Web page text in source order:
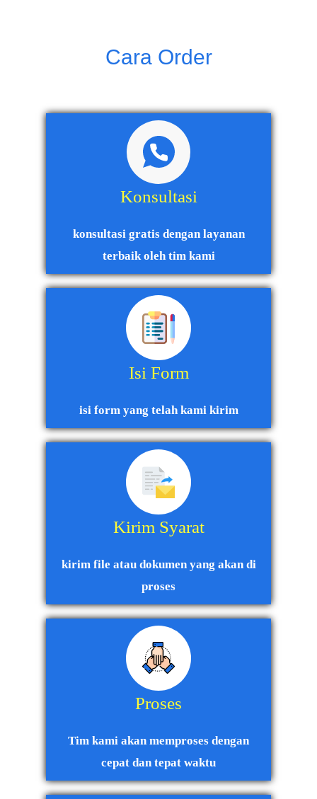
Cara Order
Konsultasi
konsultasi gratis dengan layanan
terbaik oleh tim kami
Isi Form
isi form yang telah kami kirim
Kirim Syarat
kirim file atau dokumen yang akan di
proses
Proses
Tim kami akan memproses dengan
cepat dan tepat waktu